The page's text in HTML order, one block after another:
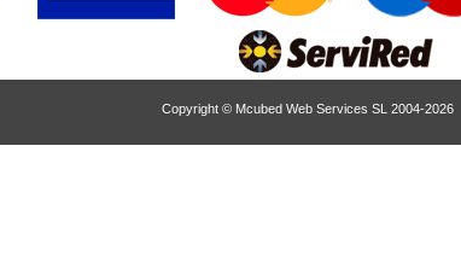
Copyright © Mcubed Web Services SL 2004-2026